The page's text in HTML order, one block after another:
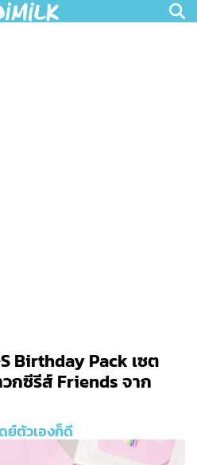
Birthday Pack เซต
กซีรีส์ Friends จาก
ย์ตัวเองก็ดี